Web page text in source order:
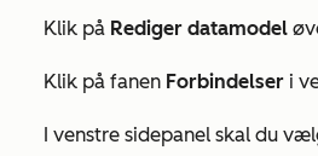
Klik på Rediger datamodel
Klik på fanen Forbindelser i
I venstre sidepanel skal du